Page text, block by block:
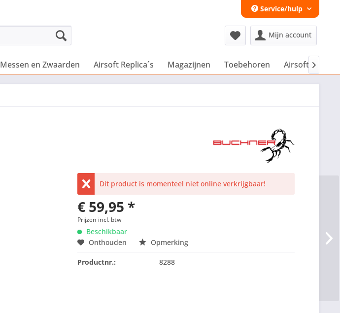
Service/hulp
Mijn account
Messen en Zwaarden Airsoft Replica´s Magazijnen Toebehoren Airsoft Extra´s

Dit product is momenteel niet online verkrijgbaar!
€ 59,95 *
Prijzen incl. btw
Beschikbaar
Onthouden
Opmerking
Productnr.: 8288